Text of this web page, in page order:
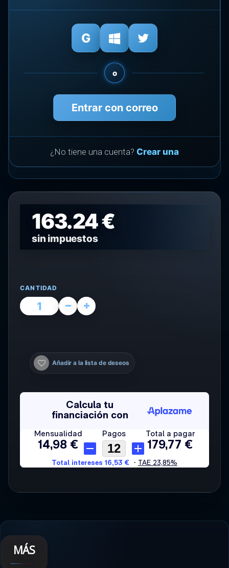
o
Entrar con correo
¿No tiene una cuenta? Crear una
163.24 €
sin impuestos
CANTIDAD
Añadir a la lista de deseos
MÁS